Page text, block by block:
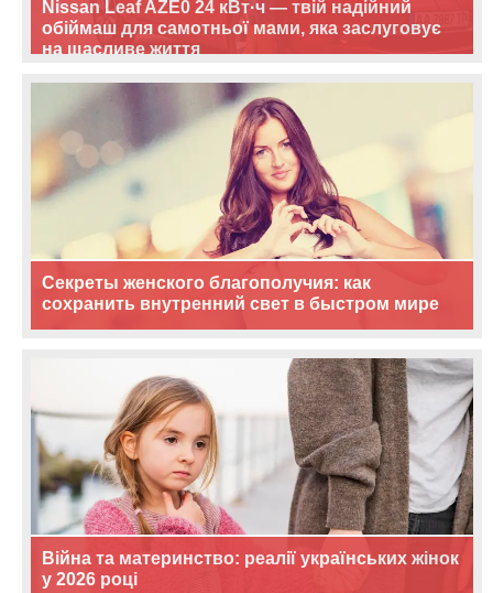
Nissan Leaf AZE0 24 кВт·ч — твій надійний
обіймаш для самотньої мами, яка заслуговує
на щасливе життя
Секреты женского благополучия: как
сохранить внутренний свет в быстром мире
Війна та материнство: реалії українських жінок
у 2026 році